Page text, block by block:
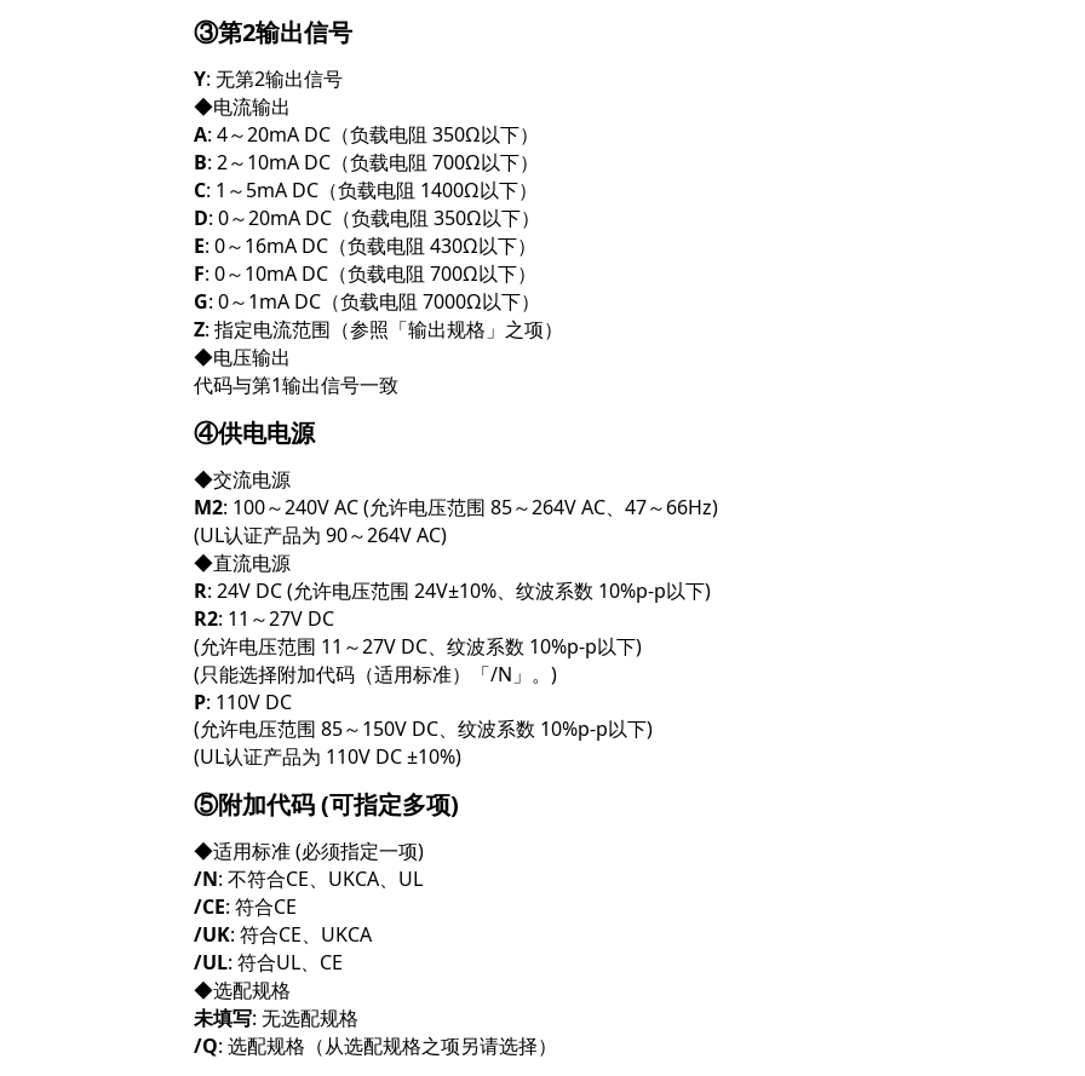
③第2输出信号
Y: 无第2输出信号
◆电流输出
A: 4～20mA DC（负载电阻 350Ω以下）
B: 2～10mA DC（负载电阻 700Ω以下）
C: 1～5mA DC（负载电阻 1400Ω以下）
D: 0～20mA DC（负载电阻 350Ω以下）
E: 0～16mA DC（负载电阻 430Ω以下）
F: 0～10mA DC（负载电阻 700Ω以下）
G: 0～1mA DC（负载电阻 7000Ω以下）
Z: 指定电流范围（参照「输出规格」之项）
◆电压输出
代码与第1输出信号一致
④供电电源
◆交流电源
M2: 100～240V AC (允许电压范围 85～264V AC、47～66Hz)
(UL认证产品为 90～264V AC)
◆直流电源
R: 24V DC (允许电压范围 24V±10%、纹波系数 10%p-p以下)
R2: 11～27V DC
(允许电压范围 11～27V DC、纹波系数 10%p-p以下)
(只能选择附加代码（适用标准）「/N」。)
P: 110V DC
(允许电压范围 85～150V DC、纹波系数 10%p-p以下)
(UL认证产品为 110V DC ±10%)
⑤附加代码 (可指定多项)
◆适用标准 (必须指定一项)
/N: 不符合CE、UKCA、UL
/CE: 符合CE
/UK: 符合CE、UKCA
/UL: 符合UL、CE
◆选配规格
未填写: 无选配规格
/Q: 选配规格（从选配规格之项另请选择）